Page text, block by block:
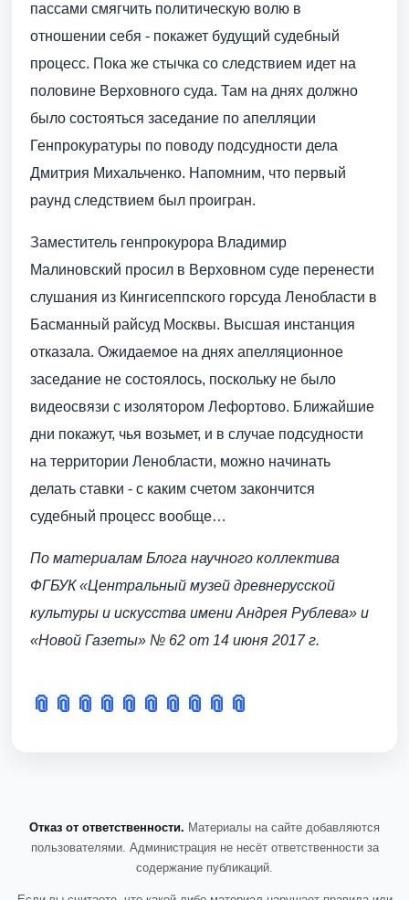
пассами смягчить политическую волю в
отношении себя - покажет будущий судебный
процесс. Пока же стычка со следствием идет на
половине Верховного суда. Там на днях должно
было состояться заседание по апелляции
Генпрокуратуры по поводу подсудности дела
Дмитрия Михальченко. Напомним, что первый
раунд следствием был проигран.
Заместитель генпрокурора Владимир
Малиновский просил в Верховном суде перенести
слушания из Кингисеппского горсуда Ленобласти в
Басманный райсуд Москвы. Высшая инстанция
отказала. Ожидаемое на днях апелляционное
заседание не состоялось, поскольку не было
видеосвязи с изолятором Лефортово. Ближайшие
дни покажут, чья возьмет, и в случае подсудности
на территории Ленобласти, можно начинать
делать ставки - с каким счетом закончится
судебный процесс вообще…
По материалам Блога научного коллектива
ФГБУК «Центральный музей древнерусской
культуры и искусства имени Андрея Рублева» и
«Новой Газеты» № 62 от 14 июня 2017 г.
📎 📎 📎 📎 📎 📎 📎 📎 📎 📎
Отказ от ответственности. Материалы на сайте добавляются
пользователями. Администрация не несёт ответственности за
содержание публикаций.